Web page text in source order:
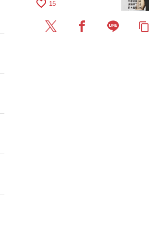
favorite_border 15
content_copy